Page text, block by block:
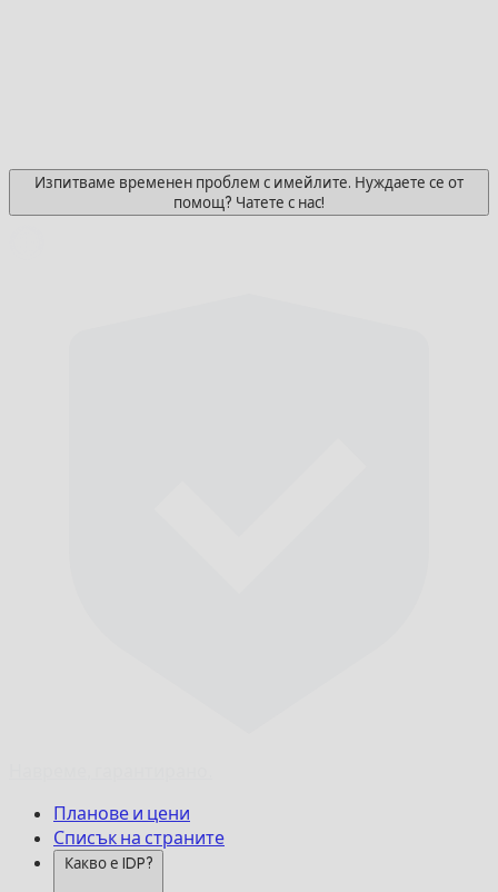
Изпитваме временен проблем с имейлите. Нуждаете се от
помощ? Чатете с нас!
Планове и цени
Списък на страните
Какво е IDP?